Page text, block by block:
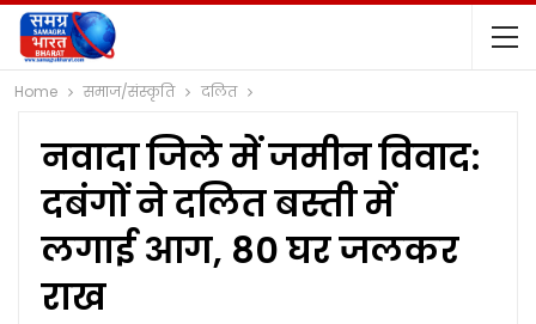
Home समाज/संस्कृति दलित
नवादा जिले में जमीन विवाद:
दबंगों ने दलित बस्ती में
लगाई आग, 80 घर जलकर
राख